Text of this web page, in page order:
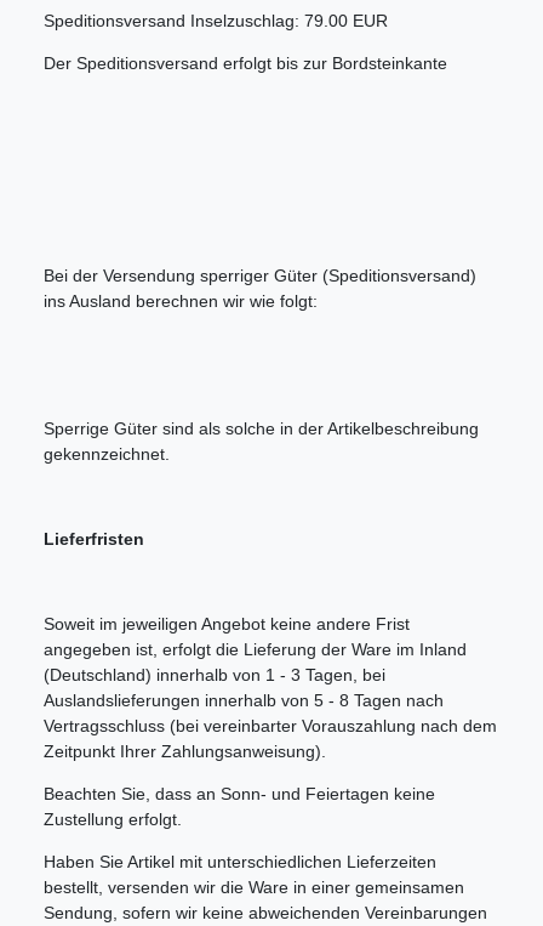
Speditionsversand Inselzuschlag: 79.00 EUR
Der Speditionsversand erfolgt bis zur Bordsteinkante
Bei der Versendung sperriger Güter (Speditionsversand)
ins Ausland berechnen wir wie folgt:
Sperrige Güter sind als solche in der Artikelbeschreibung
gekennzeichnet.
Lieferfristen
Soweit im jeweiligen Angebot keine andere Frist
angegeben ist, erfolgt die Lieferung der Ware im Inland
(Deutschland) innerhalb von 1 - 3 Tagen, bei
Auslandslieferungen innerhalb von 5 - 8 Tagen nach
Vertragsschluss (bei vereinbarter Vorauszahlung nach dem
Zeitpunkt Ihrer Zahlungsanweisung).
Beachten Sie, dass an Sonn- und Feiertagen keine
Zustellung erfolgt.
Haben Sie Artikel mit unterschiedlichen Lieferzeiten
bestellt, versenden wir die Ware in einer gemeinsamen
Sendung, sofern wir keine abweichenden Vereinbarungen